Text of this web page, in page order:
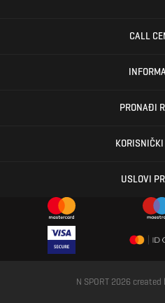
CALL
PRONAĐI
USLOVI
N SPORT 2026 created